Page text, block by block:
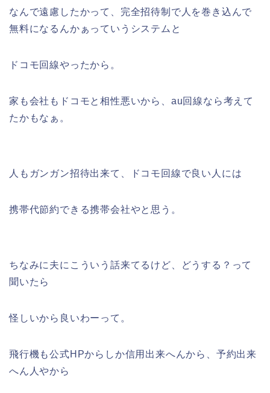
なんで遠慮したかって、完全招待制で人を巻き込んで
無料になるんかぁっていうシステムと
ドコモ回線やったから。
家も会社もドコモと相性悪いから、au回線なら考えて
たかもなぁ。
人もガンガン招待出来て、ドコモ回線で良い人には
携帯代節約できる携帯会社やと思う。
ちなみに夫にこういう話来てるけど、どうする？って
聞いたら
怪しいから良いわーって。
飛行機も公式HPからしか信用出来へんから、予約出来
へん人やから